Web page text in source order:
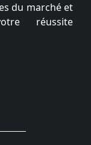
du marché et
réussite